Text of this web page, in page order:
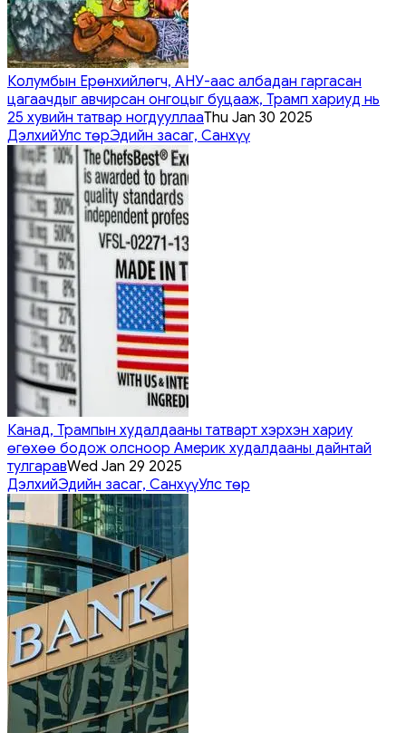
Колумбын Ерөнхийлөгч, АНУ-аас албадан гаргасан
цагаачдыг авчирсан онгоцыг буцааж, Трамп хариуд нь
25 хувийн татвар ногдууллааThu Jan 30 2025
ДэлхийУлс төрЭдийн засаг, Санхүү
Канад, Трампын худалдааны татварт хэрхэн хариу
өгөхөө бодож олсноор Америк худалдааны дайнтай
тулгаравWed Jan 29 2025
ДэлхийЭдийн засаг, СанхүүУлс төр